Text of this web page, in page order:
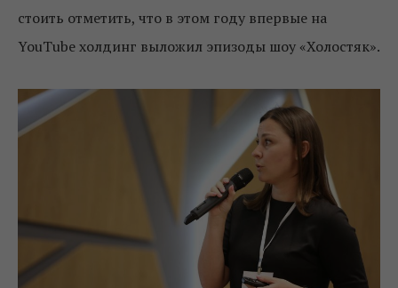
стоить отметить, что в этом году впервые на
YouTube холдинг выложил эпизоды шоу «Холостяк».